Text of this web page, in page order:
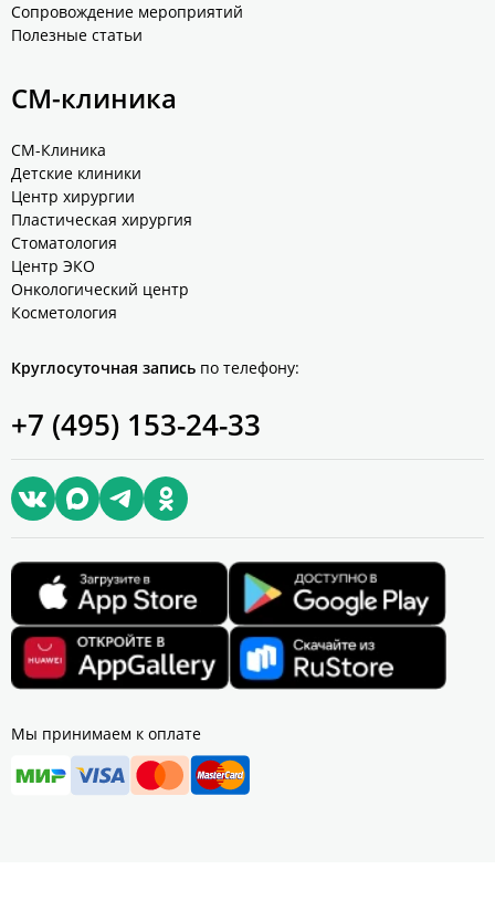
Сопровождение мероприятий
Полезные статьи
СМ-клиника
СМ-Клиника
Детские клиники
Центр хирургии
Пластическая хирургия
Стоматология
Центр ЭКО
Онкологический центр
Косметология
Круглосуточная запись по телефону:
+7 (495) 153-24-33
Мы принимаем к оплате